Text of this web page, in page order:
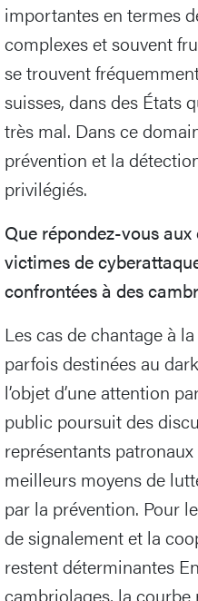
importantes en termes
complexes et souvent
se trouvent
suisses, dans des États
très mal. Dans ce
prévention et la
privilégiés.
Que répondez-vous
victimes de
confrontées à des
Les cas de chantage à
parfois destinées au
l’objet d’une attention
public poursuit des
représentants
meilleurs moyens de
par la prévention. Pour
de signalement et la
restent déterminantes
cambriolages, la courbe